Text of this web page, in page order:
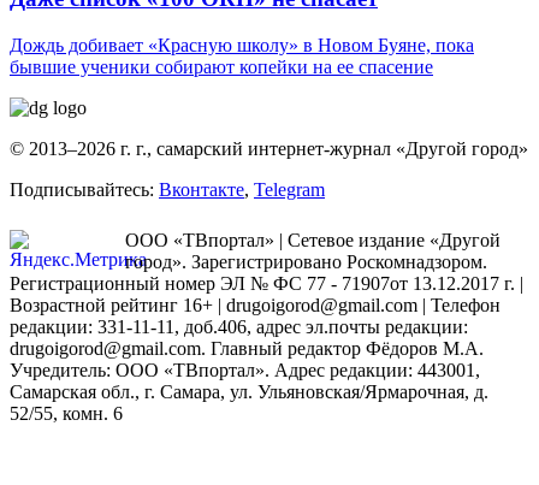
Дождь добивает «Красную школу» в Новом Буяне, пока
бывшие ученики собирают копейки на ее спасение
© 2013–2026 г. г., самарский интернет-журнал «Другой город»
Подписывайтесь: Вконтакте, Telegram
ООО «ТВпортал» | Сетевое издание «Другой
город». Зарегистрировано Роскомнадзором.
Регистрационный номер ЭЛ № ФС 77 - 71907от 13.12.2017 г. |
Возрастной рейтинг 16+ | drugoigorod@gmail.com | Телефон
редакции: 331-11-11, доб.406, адрес эл.почты редакции:
drugoigorod@gmail.com. Главный редактор Фёдоров М.А.
Учредитель: ООО «ТВпортал». Адрес редакции: 443001,
Самарская обл., г. Самара, ул. Ульяновская/Ярмарочная, д.
52/55, комн. 6